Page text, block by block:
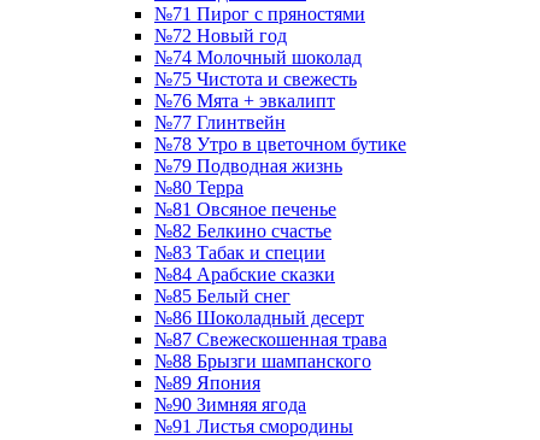
№71 Пирог с пряностями
№72 Новый год
№74 Молочный шоколад
№75 Чистота и свежесть
№76 Мята + эвкалипт
№77 Глинтвейн
№78 Утро в цветочном бутике
№79 Подводная жизнь
№80 Терра
№81 Овсяное печенье
№82 Белкино счастье
№83 Табак и специи
№84 Арабские сказки
№85 Белый снег
№86 Шоколадный десерт
№87 Свежескошенная трава
№88 Брызги шампанского
№89 Япония
№90 Зимняя ягода
№91 Листья смородины